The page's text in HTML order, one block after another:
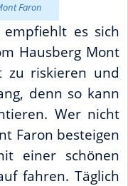
Faron
empfiehlt es sich
Hausberg Mont
zu riskieren und
denn so kann
Wer nicht
Faron besteigen
einer schönen
fahren. Täglich